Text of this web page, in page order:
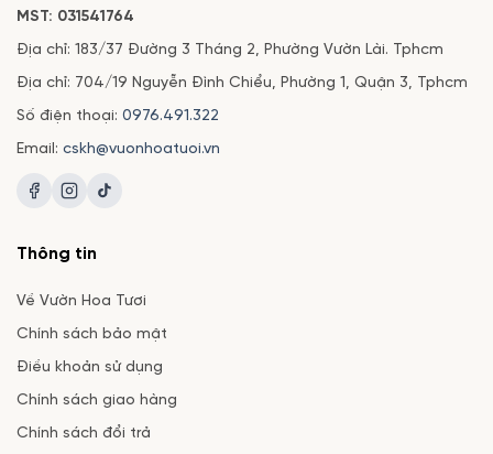
MST: 031541764
Địa chỉ: 183/37 Đường 3 Tháng 2, Phường Vườn Lài. Tphcm
Địa chỉ: 704/19 Nguyễn Đình Chiểu, Phường 1, Quận 3, Tphcm
Số điện thoại: 0976.491.322
Email: cskh@vuonhoatuoi.vn
Thông tin
Về Vườn Hoa Tươi
Chính sách bảo mật
Điều khoản sử dụng
Chính sách giao hàng
Chính sách đổi trả